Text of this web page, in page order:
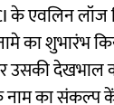
के एवलिन
का शुभारंभ
देखभाल
का संकल्प केंद्र